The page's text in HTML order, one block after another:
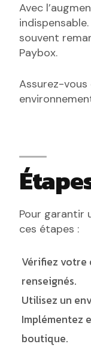
Avec
souvent
Paybox.
Assurez-
Pour garantir
ces étapes :
Vérifiez votre
renseignés.
Utilisez un
Implémentez
boutique.